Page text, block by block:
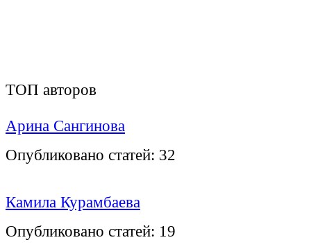
ТОП авторов
Арина Сангинова
Опубликовано статей: 32
Камила Курамбаева
Опубликовано статей: 19